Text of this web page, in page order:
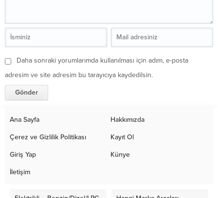
Daha sonraki yorumlarımda kullanılması için adım, e-posta
adresim ve site adresim bu tarayıcıya kaydedilsin.
Ana Sayfa Hakkımızda
Çerez ve Gizlilik Politikası Kayıt Ol
Giriş Yap Künye
İletişim